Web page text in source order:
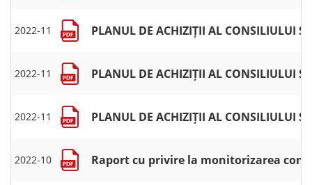
2022-11 PLANUL DE ACHIZIȚII AL CONSILIULUI
2022-11 PLANUL DE ACHIZIȚII AL CONSILIULUI
2022-11 PLANUL DE ACHIZIȚII AL CONSILIULUI
2022-10 Raport cu privire la monitorizarea